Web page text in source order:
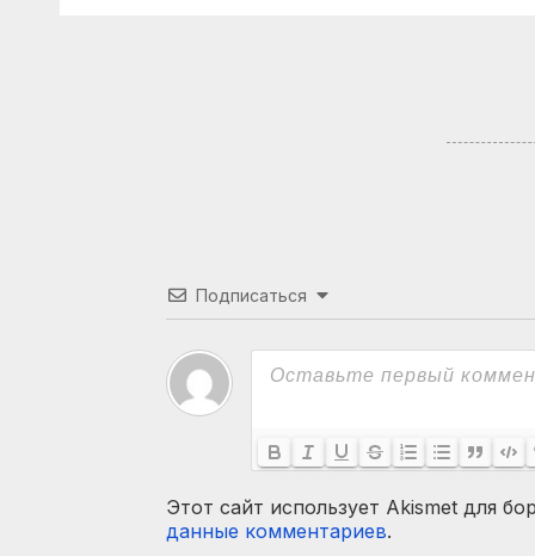
Подписаться
Этот сайт использует Akismet для
данные комментариев.